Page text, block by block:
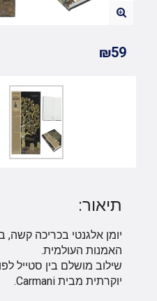
₪59
תיאור:
יומן אלגנטי בכריכה
האמנות העולמית.
שילוב מושלם בין סטייל
יוקרתית מבית Carmani.